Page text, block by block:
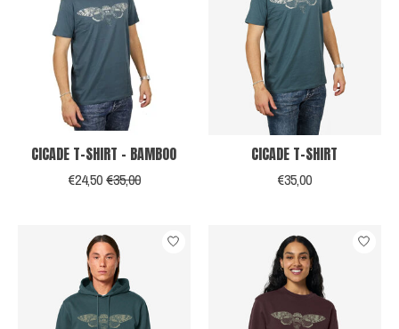
CICADE T-SHIRT - BAMBOO
€24,50€35,00
CICADE T-SHIRT
€35,00